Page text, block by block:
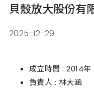
貝殼放大股份有
2025-12-29
成立時間 : 2014年
負責人 : 林大涵